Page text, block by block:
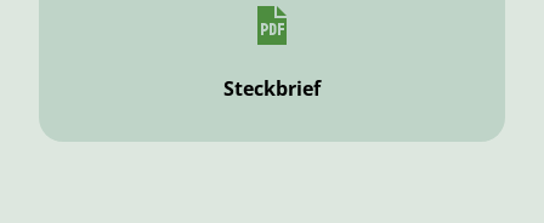
Steckbrief